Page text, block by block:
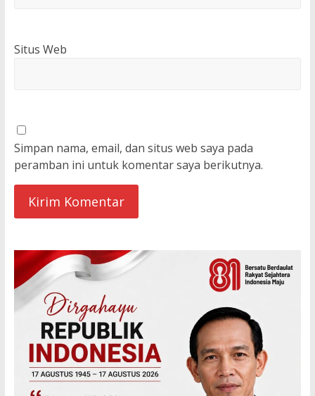
Situs Web
Simpan nama, email, dan situs web saya pada
peramban ini untuk komentar saya berikutnya.